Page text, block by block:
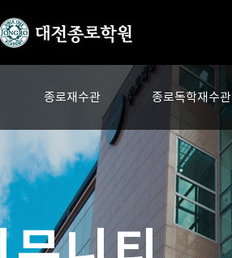
종로재수관 종로독학재수관